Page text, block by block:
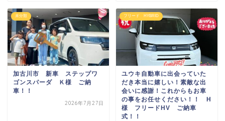
未分類
加古川市 新車 ステップワ
ゴンスパーダ Ｋ様 ご納
車！！
2026年7月27日
フリード HYBRID
ユウキ自動車に出会っていた
だき本当に嬉しい！素敵な出
会いに感謝！これからもお車
の事をお任せください！！ H
様 フリードHV ご納車
式！！